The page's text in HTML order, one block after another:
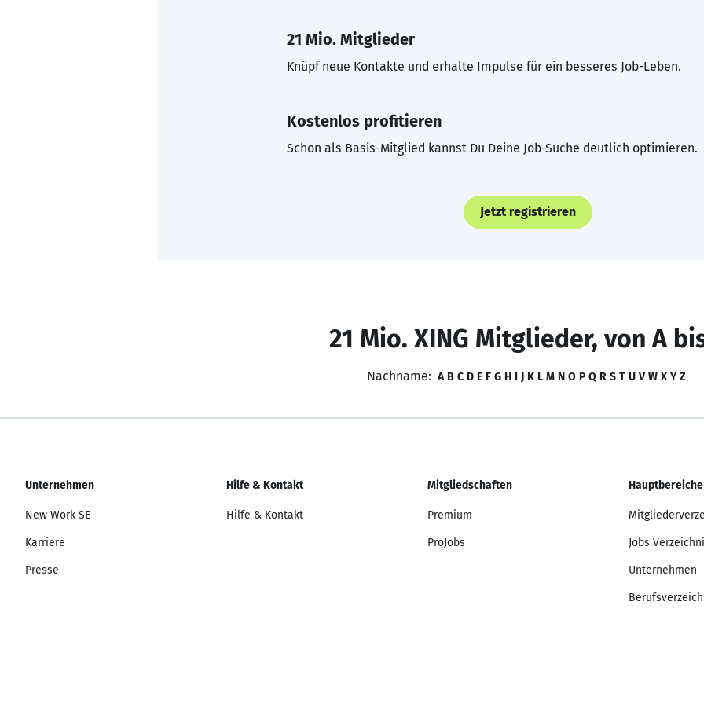
21 Mio. Mitglieder
Knüpf neue Kontakte und erhalte Impulse für ein besseres Job-Leben.
Kostenlos profitieren
Schon als Basis-Mitglied kannst Du Deine Job-Suche deutlich optimieren.
Jetzt registrieren
21 Mio. XING Mitglieder, von A
Nachname: A B C D E F G H I J K L M N O P Q R S T U V W X Y Z
Unternehmen
New Work SE
Karriere
Presse
Hilfe & Kontakt
Hilfe & Kontakt
Mitgliedschaften
Premium
ProJobs
Hauptbereiche
Jobs
Unternehmen